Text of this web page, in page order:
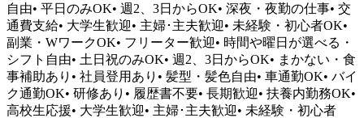
自由• 平日のみOK• 週2、3日からOK• 深夜・夜勤の仕事• 交
通費支給• 大学生歓迎• 主婦･主夫歓迎• 未経験・初心者OK•
副業・WワークOK• フリーター歓迎• 時間や曜日が選べる・
シフト自由• 土日祝のみOK• 週2、3日からOK• まかない・食
事補助あり• 社員登用あり• 髪型・髪色自由• 車通勤OK• バイ
ク通勤OK• 研修あり• 履歴書不要• 長期歓迎• 扶養内勤務OK•
高校生応援• 大学生歓迎• 主婦･主夫歓迎• 未経験・初心者